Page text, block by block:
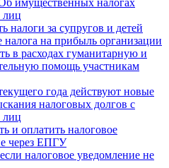
лиц
налоги за супругов и детей
налога на прибыль организации
в расходах гуманитарную и
помощь участникам
года действуют новые
налоговых долгов с
лиц
и оплатить налоговое
через ЕПГУ
налоговое уведомление не